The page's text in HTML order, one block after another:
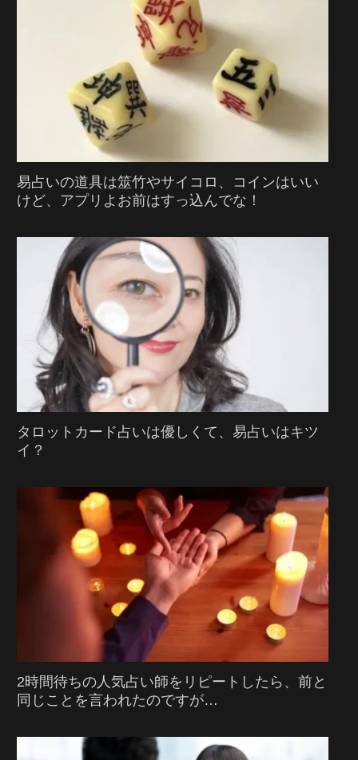
易占いの道具は筮竹やサイコロ、コインはいい
けど、アプリよお前はすっ込んでな！
タロットカード占いは優しくて、易占いはキツ
イ？
2時間待ちの人気占い師をリピートしたら、前と
同じことを言われたのですが…